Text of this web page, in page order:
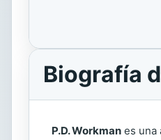
Biografía
P.D. Workman es una